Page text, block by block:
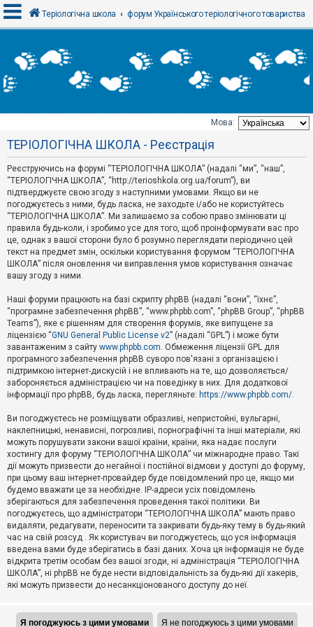
х
і
Т
е
м
и
б
е
з
в
і
д
п
о
в
і
д
й
А
к
т
и
в
н
і
м
и
П
о
ш
у
Д
о
п
о
м
Теріологічна школа форум Українського теріологічного товариства
Мова:
ТЕРІОЛОГІЧНА ШКОЛА - Реєстрація
Реєструючись на форумі “ТЕРІОЛОГІЧНА ШКОЛА” (надалі “ми”, “наш”,
“ТЕРІОЛОГІЧНА ШКОЛА”, “http://terioshkola.org.ua/forum”), ви
підтверджуєте свою згоду з наступними умовами. Якщо ви не
погоджуєтесь з ними, будь ласка, не заходьте і/або не користуйтесь
“ТЕРІОЛОГІЧНА ШКОЛА”. Ми залишаємо за собою право змінювати ці
правила будь-коли, і зробимо усе для того, щоб проінформувати вас про
це, однак з вашої сторони було б розумно переглядати періодично цей
текст на предмет змін, оскільки користування форумом “ТЕРІОЛОГІЧНА
ШКОЛА” після оновлення чи виправлення умов користування означає
вашу згоду з ними.
Наші форуми працюють на базі скрипту phpBB (надалі “вони”, “їхнє”,
“програмне забезпечення phpBB”, “www.phpbb.com”, “phpBB Group”, “phpBB
Teams”), яке є рішенням для створення форумів, яке випущене за
ліцензією “GNU General Public License v2” (надалі “GPL”) і може бути
завантаженим з сайту www.phpbb.com. Обмеження ліцензії GPL для
програмного забезпечення phpBB суворо пов'язані з організацією і
підтримкою інтернет-дискусій і не впливають на те, що дозволяється/
забороняється адміністрацією чи на поведінку в них. Для додаткової
інформації про phpBB, будь ласка, перегляньте: https://www.phpbb.com/.
Ви погоджуєтесь не розміщувати образливі, непристойні, вульгарні,
наклепницькі, ненависні, погрозливі, порнографічні та інші матеріали, які
можуть порушувати закони вашої країни, країни, яка надає послуги
хостингу для форуму “ТЕРІОЛОГІЧНА ШКОЛА” чи міжнародне право. Такі
дії можуть призвести до негайної і постійної відмови у доступі до форуму,
при цьому ваш інтернет-провайдер буде повідомлений про це, якщо ми
будемо вважати це за необхідне. IP-адреси усіх повідомлень
зберігаються для забезпечення проведення такої політики. Ви
погоджуєтесь, що адміністратори “ТЕРІОЛОГІЧНА ШКОЛА” мають право
видаляти, редагувати, переносити та закривати будь-яку тему в будь-який
час на свій розсуд . Як користувач ви погоджуєтесь, що уся інформація
введена вами буде зберігатись в базі даних. Хоча ця інформація не буде
відкрита третім особам без вашої згоди, ні адміністрація “ТЕРІОЛОГІЧНА
ШКОЛА”, ні phpBB не буде нести відповідальність за будь-які дії хакерів,
які можуть призвести до несанкціонованого доступу до неї.